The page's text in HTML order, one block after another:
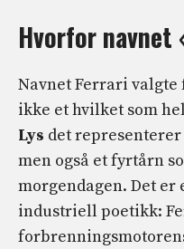
Hvorfor navnet
Navnet Ferrari
ikke et hvilket som
Lys det
men også et fyrtårn
morgendagen. Det
industriell poetikk: